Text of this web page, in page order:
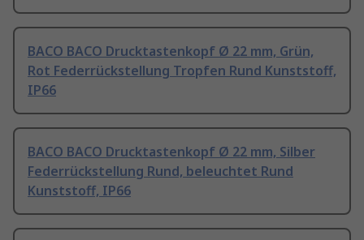
BACO BACO Drucktastenkopf Ø 22 mm, Grün,
Rot Federrückstellung Tropfen Rund Kunststoff,
IP66
BACO BACO Drucktastenkopf Ø 22 mm, Silber
Federrückstellung Rund, beleuchtet Rund
Kunststoff, IP66